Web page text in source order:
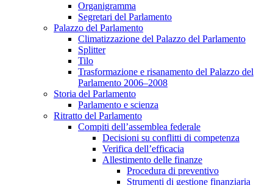
Organigramma
Segretari del Parlamento
Palazzo del Parlamento
Climatizzazione del Palazzo del Parlamento
Splitter
Tilo
Trasformazione e risanamento del Palazzo del
Parlamento 2006–2008
Storia del Parlamento
Parlamento e scienza
Ritratto del Parlamento
Compiti dell’assemblea federale
Decisioni su conflitti di competenza
Verifica dell’efficacia
Allestimento delle finanze
Procedura di preventivo
Strumenti di gestione finanziaria